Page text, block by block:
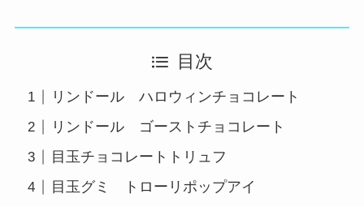
目次
リンドール ハロウィンチョコレート
リンドール ゴーストチョコレート
目玉チョコレートトリュフ
目玉グミ トローリポップアイ